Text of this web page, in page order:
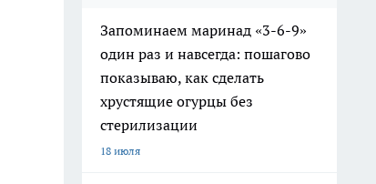
Запоминаем маринад «3-6-9»
один раз и навсегда: пошагово
показываю, как сделать
хрустящие огурцы без
стерилизации
18 июля